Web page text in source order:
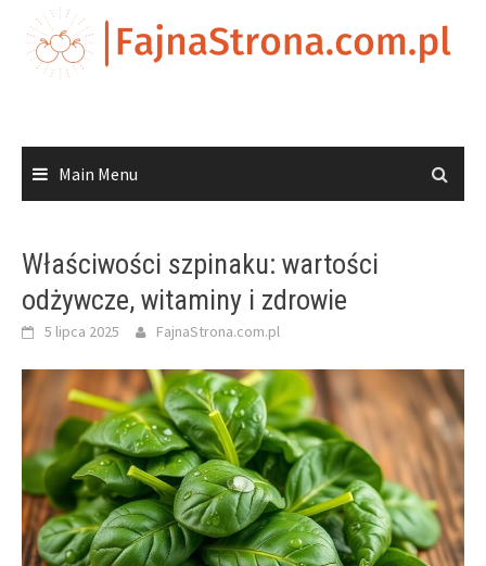
content
Main Menu
Właściwości szpinaku: wartości
odżywcze, witaminy i zdrowie
5 lipca 2025 FajnaStrona.com.pl